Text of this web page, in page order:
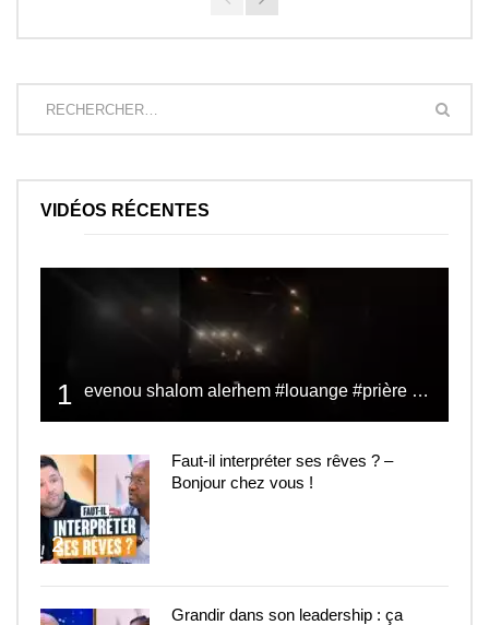
VIDÉOS RÉCENTES
1 evenou shalom alerhem #louange #prière #shalom
2
Faut-il interpréter ses rêves ? –
Bonjour chez vous !
Grandir dans son leadership : ça